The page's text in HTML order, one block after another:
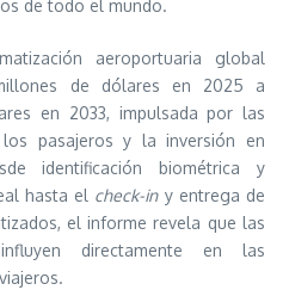
de todo el mundo.
aeroportuaria global
de dólares en 2025 a
en 2033, impulsada por las
los pasajeros y la inversión en
identificación biométrica y
hasta el check-iny entrega de
el informe revela que las
directamente en las